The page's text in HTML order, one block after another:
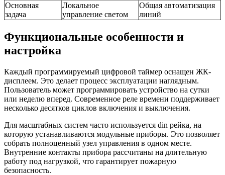
Основная
задача
Локальное
управление светом
Общая автоматизация
линий
Функциональные особенности и
настройка
Каждый программируемый цифровой таймер оснащен ЖК-
дисплеем. Это делает процесс эксплуатации наглядным.
Пользователь может программировать устройство на сутки
или неделю вперед. Современное реле времени поддерживает
несколько десятков циклов включения и выключения.
Для масштабных систем часто используется din рейка, на
которую устанавливаются модульные приборы. Это позволяет
собрать полноценный узел управления в одном месте.
Внутренние контакты прибора рассчитаны на длительную
работу под нагрузкой, что гарантирует пожарную
безопасность.